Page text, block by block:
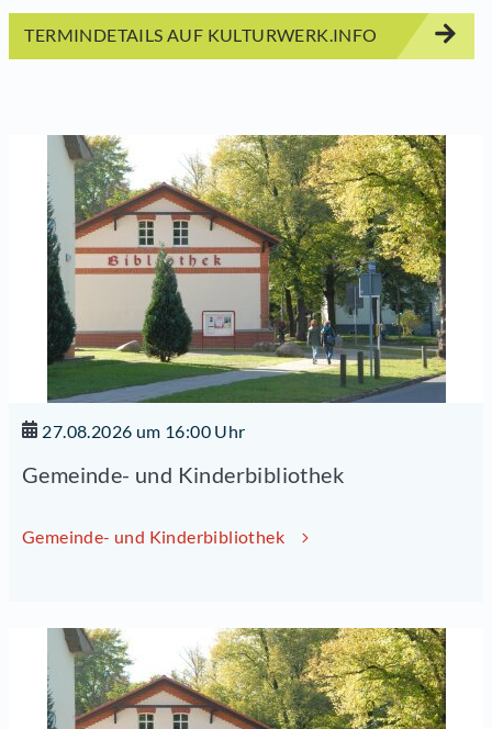
TERMINDETAILS AUF KULTURWERK.INFO
27.08.2026 um 16:00 Uhr
Gemeinde- und Kinderbibliothek
Gemeinde- und Kinderbibliothek